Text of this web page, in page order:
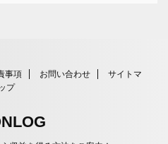
事項 お問い合わせ
サイトマ
ップ